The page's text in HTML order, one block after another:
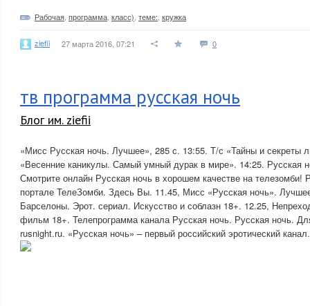
Рабочая программа класс) теме: кружка
ziefii 27 марта 2016, 07:21 0
тв программа русская ночь
Блог им. ziefii
«Мисс Русская ночь. Лучшее», 285 с. 13:55. Т/с «Тайны и секреты
«Весенние каникулы. Самый умный дурак в мире». 14:25. Русская
Смотрите онлайн Русская ночь в хорошем качестве на телезомби!
портале ТелеЗомби. Здесь Вы. 11.45, Мисс «Русская ночь».
Барселоны. Эрот. сериал. Искусство и соблазн 18+. 12.25,
фильм 18+. Телепрограмма канала Русская ночь. Русская ночь.
rusnight.ru. «Русская ночь» – первый российский эротический